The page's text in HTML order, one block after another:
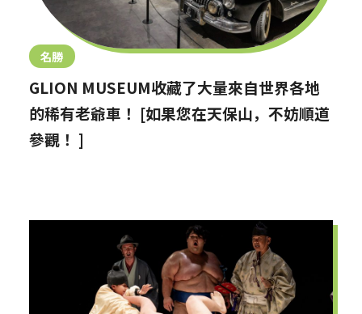
名勝
GLION MUSEUM收藏了大量來自世界各地
的稀有老爺車！ [如果您在天保山，不妨順道
參觀！ ]